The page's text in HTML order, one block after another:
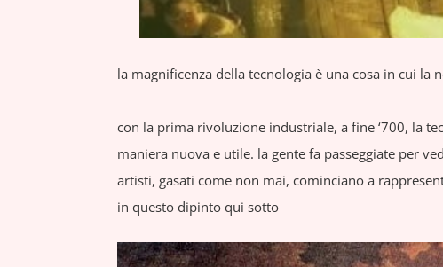
la magnificenza della tecnologia è una cosa in cui la
con la prima rivoluzione industriale, a fine ‘700, la
maniera nuova e utile. la gente fa passeggiate per
artisti, gasati come non mai, cominciano a
in questo dipinto qui sotto